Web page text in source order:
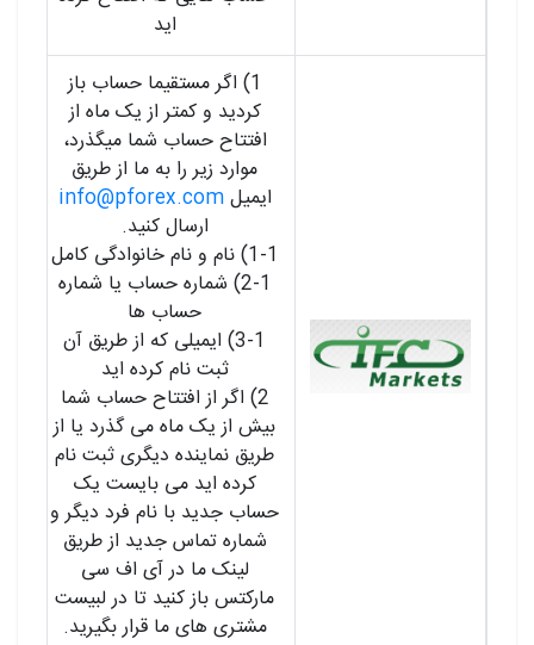
اید
1) اگر مستقیما حساب باز
کردید و کمتر از یک ماه از
افتتاح حساب شما میگذرد،
موارد زیر را به ما از طریق
ایمیلinfo@pforex.com
ارسال کنید.
1-1) نام و نام خانوادگی کامل
2-1) شماره حساب یا شماره
حساب ها
3-1) ایمیلی که از طریق آن
ثبت نام کرده اید
2) اگر از افتتاح حساب شما
بیش از یک ماه می گذرد یا از
طریق نماینده دیگری ثبت نام
کرده اید می بایست یک
حساب جدید با نام فرد دیگر و
شماره تماس جدید از طریق
لینک ما در آی اف سی
مارکتس باز کنید تا در لبیست
مشتری های ما قرار بگیرید.